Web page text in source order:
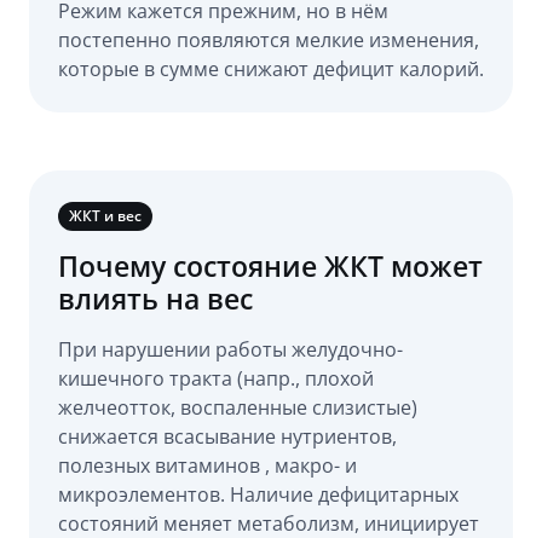
Режим кажется прежним, но в нём
постепенно появляются мелкие изменения,
которые в сумме снижают дефицит калорий.
ЖКТ и вес
Почему состояние ЖКТ может
влиять на вес
При нарушении работы желудочно-
кишечного тракта (напр., плохой
желчеотток, воспаленные слизистые)
снижается всасывание нутриентов,
полезных витаминов , макро- и
микроэлементов. Наличие дефицитарных
состояний меняет метаболизм, инициирует